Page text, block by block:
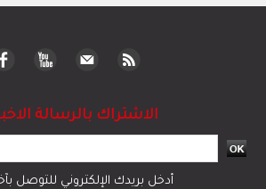
الاشتراك بالرسالة
أدخل بريدك الإلكتروني للتوصل بآخر